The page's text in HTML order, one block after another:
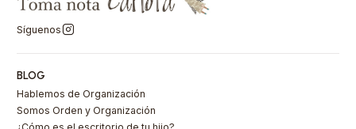
Síguenos
BLOG
Hablemos de Organización
Somos Orden y Organización